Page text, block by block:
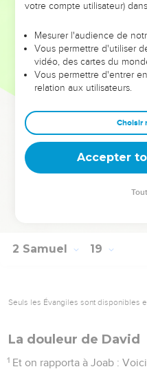
tint là.
Et voici, le Cushite arriva,
seigneur reçoive une
aujourd'hui fait justice de la
levés contre toi.
32
Absalom ? Et le Cushite dit
seigneur, et tous ceux qui
mal, soient comme ce jeune
Et le roi fut très-ému, et il
de la porte et pleura ; et en
2 Samuel 19
Seuls les Évangiles sont disponibles
La douleur de David
1 Et on rapporta à Joab :
votre compte utilisateur)
Mesurer l'audience de
Vous permettre d'utiliser
vidéo, des cartes du
Vous permettre d'entrer
relation aux utilisateurs.
Choisir
Accepter